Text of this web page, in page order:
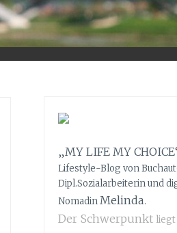
„MY LIFE MY
Lifestyle-Blog von
Dipl.Sozialarbeiterin und
Nomadin Melinda.
Der Schwerpunkt liegt